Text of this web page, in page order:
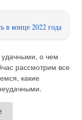
в конце 2022 года
удачными, о чем
рассмотрим все
какие